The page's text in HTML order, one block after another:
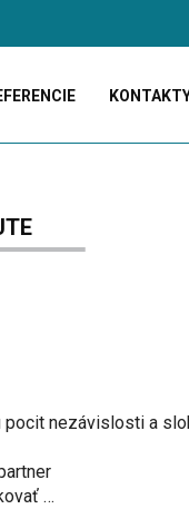
pocit nezávislosti a
…